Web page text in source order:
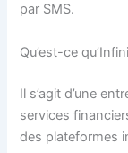
par SMS.
Qu’est-ce
Il s’agit d’une
services
des plateformes